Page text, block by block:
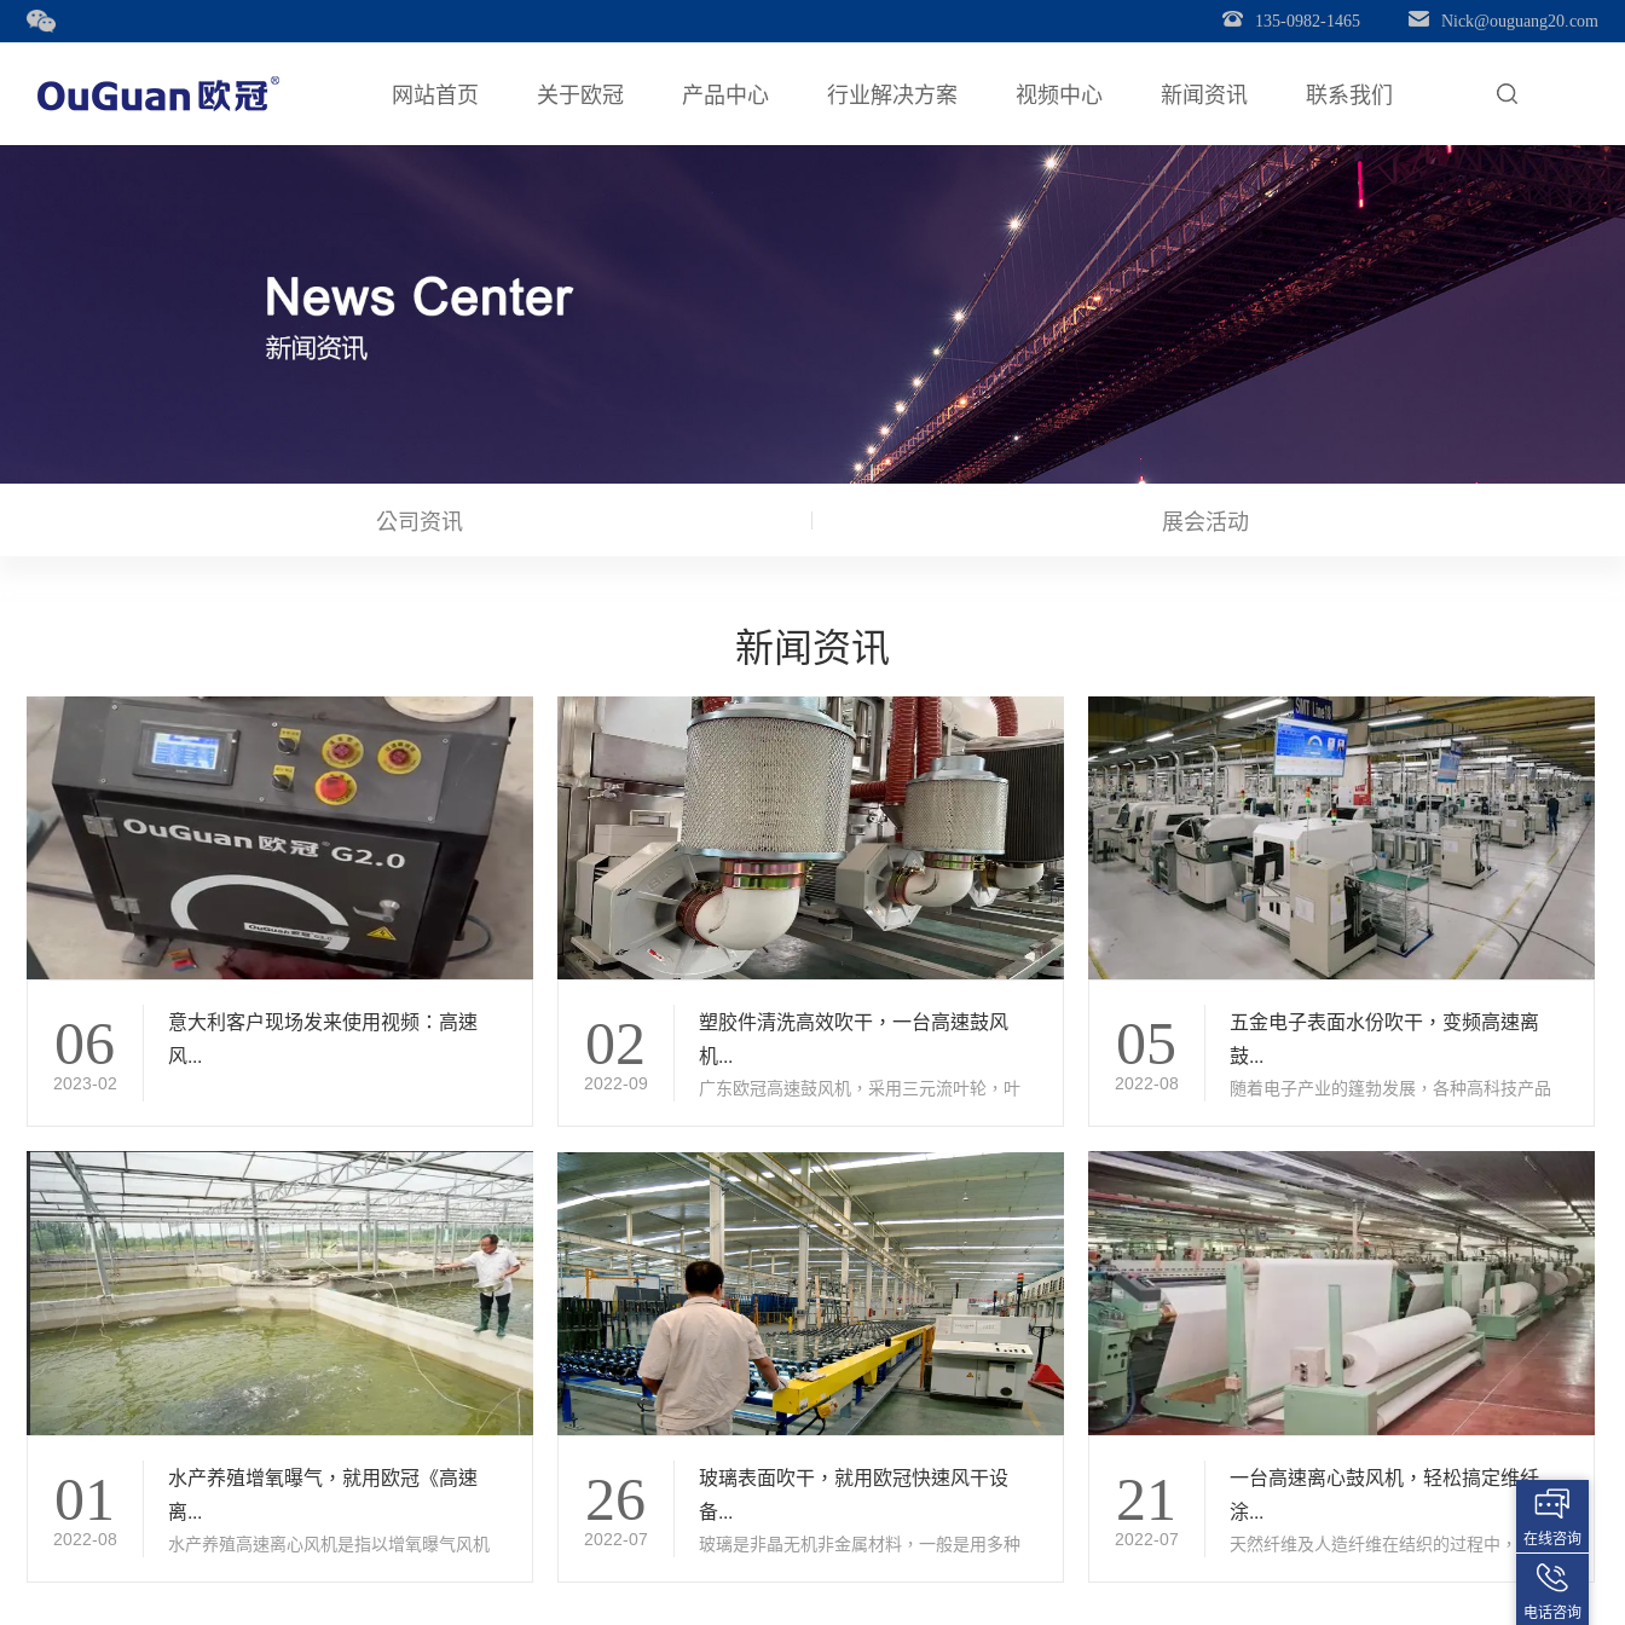
135-0982-1465 Nick@ouguang20.com
网站首页 关于欧冠 产品中心 行业解决方案 视频中心 新闻资讯 联系我们
公司资讯 展会活动
新闻资讯
06
2023-02
意大利客户现场发来使用视频：高速
风...
02
2022-09
塑胶件清洗高效吹干，一台高速鼓风
机...
广东欧冠高速鼓风机，采用三元流叶轮，叶
05
2022-08
五金电子表面水份吹干，变频高速离
鼓...
随着电子产业的篷勃发展，各种高科技产品
01
2022-08
水产养殖增氧曝气，就用欧冠《高速
离...
水产养殖高速离心风机是指以增氧曝气风机
26
2022-07
玻璃表面吹干，就用欧冠快速风干设
备...
玻璃是非晶无机非金属材料，一般是用多种
21
2022-07
一台高速离心鼓风机，轻松搞定维纤
涂...
天然纤维及人造纤维在结织的过程中，经常在线咨询
电话咨询